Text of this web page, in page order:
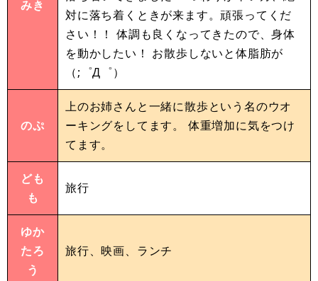
みき
対に落ち着くときが来ます。頑張ってくだ
さい！！ 体調も良くなってきたので、身体
を動かしたい！ お散歩しないと体脂肪が
（;゜Д゜）
のぷ
上のお姉さんと一緒に散歩という名のウオ
ーキングをしてます。 体重増加に気をつけ
てます。
ども
も
旅行
ゆか
たろ
う
旅行、映画、ランチ